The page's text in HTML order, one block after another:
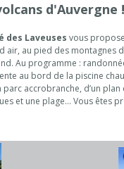
d'Auvergne !
des Laveuses vous
air, au pied des montagnes
Au programme :
au bord de la piscine
parc accrobranche, d’un
et une plage… Vous êtes